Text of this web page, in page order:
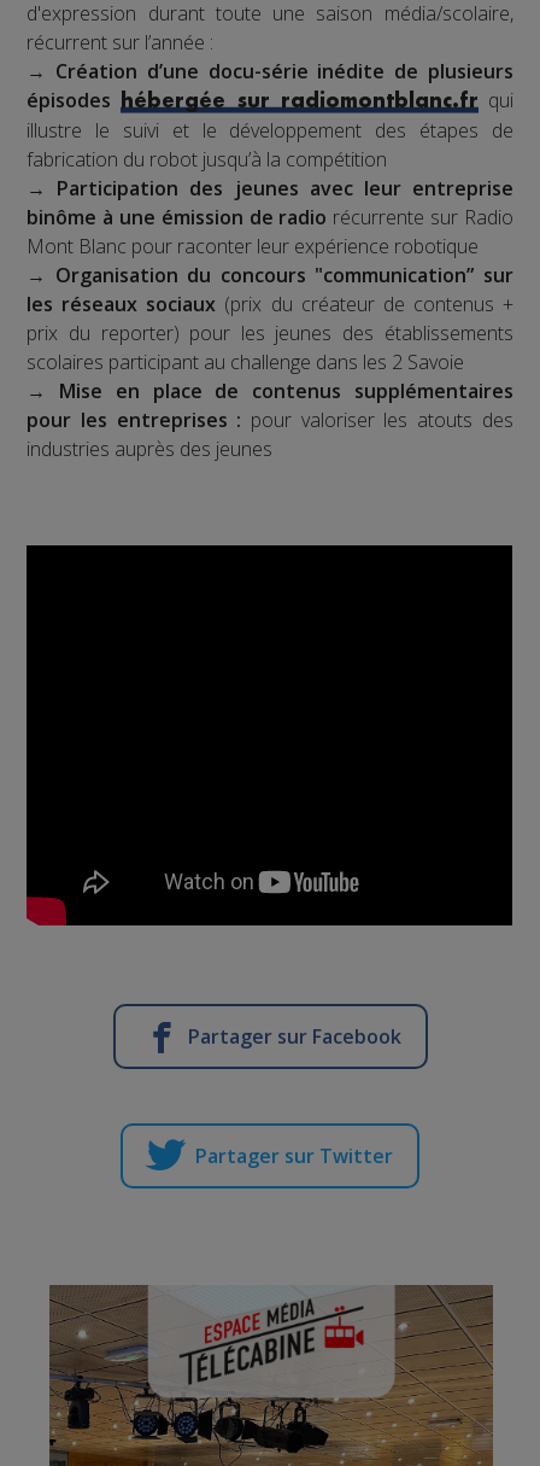
d'expression durant toute une saison média/scolaire,
récurrent sur l’année :
→ Création d’une docu-série inédite de plusieurs
épisodes
hébergée sur radiomontblanc.frqui
illustre le suivi et le développement des étapes de
fabrication du robot jusqu’à la compétition
→ Participation des jeunes avec leur entreprise
binôme à une émission de radio récurrente sur Radio
Mont Blanc pour raconter leur expérience robotique
→ Organisation du concours "communication” sur
les réseaux sociaux (prix du créateur de contenus +
prix du reporter) pour les jeunes des établissements
scolaires participant au challenge dans les 2 Savoie
→ Mise en place de contenus supplémentaires
pour les entreprises : pour valoriser les atouts des
industries auprès des jeunes
Partager sur Facebook
Partager sur Twitter